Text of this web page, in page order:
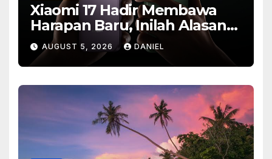
Xiaomi 17 Hadir Membawa
Harapan Baru, Inilah Alasan
Banyak Orang Menantikan
Ponsel Flagship Ini
AUGUST 5, 2026 DANIEL